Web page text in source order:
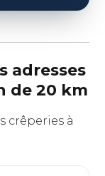
adresses
de 20 km
crêperies à